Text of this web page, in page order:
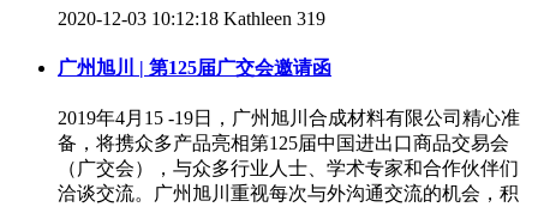
2020-12-03 10:12:18 Kathleen 319
广州旭川 | 第125届广交会邀请函
2019年4月15 -19日，广州旭川合成材料有限公司精心准
备，将携众多产品亮相第125届中国进出口商品交易会
（广交会），与众多行业人士、学术专家和合作伙伴们
洽谈交流。广州旭川重视每次与外沟通交流的机会，积